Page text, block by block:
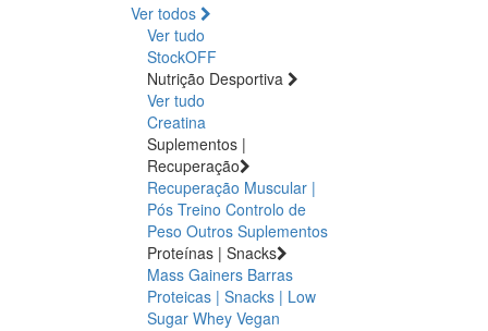
Ver todos
Ver tudo
StockOFF
Nutrição Desportiva
Ver tudo
Creatina
Suplementos |
Recuperação
Recuperação Muscular |
Pós Treino Controlo de
Peso Outros Suplementos
Proteínas | Snacks
Mass Gainers Barras
Proteicas | Snacks | Low
Sugar Whey Vegan